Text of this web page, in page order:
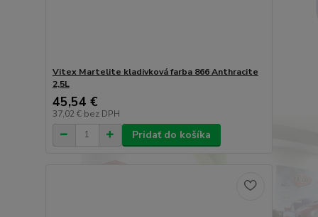
Vitex Martelite kladivková farba 866 Anthracite
2,5L
45,54 €
37,02 € bez DPH
Pridať do košíka